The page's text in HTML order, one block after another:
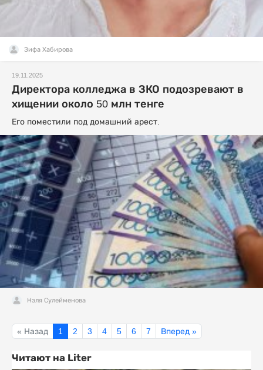
Зифа Хабирова
19.11.2025
Директора колледжа в ЗКО подозревают в
хищении около 50 млн тенге
Его поместили под домашний арест.
Нэля Сулейменова
« Назад 1 2 3 4 5 6 7 Вперед »
Читают на Liter